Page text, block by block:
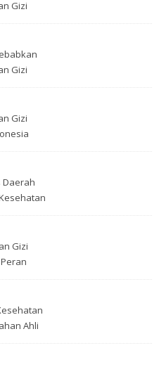
Gizi
Gizi
Gizi
Daerah
Gizi
Ahli